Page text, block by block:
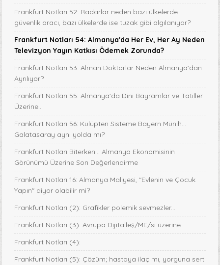
Frankfurt Notları 52: Radarlar neden bazı ülkelerde
güvenlik aracı, bazı ülkelerde ise tuzak gibi algılanıyor?
Frankfurt Notları 54: Almanya'da Her Ev, Her Ay Neden
Televizyon Yayın Katkısı Ödemek Zorunda?
Frankfurt Notları 53: Alman Doktorlar Neden Almanya’dan
Ayrılıyor?
Frankfurt Notları 55: Almanya'da Dini Bayramlar ve Tatiller
Üzerine...
Frankfurt Notları 56: Kulüpten Sisteme Bayern Münih...
Galatasaray aynı yolda mı?
Frankfurt Notları Biterken... Almanya Ekonomisinin
Görünümü Üzerine Son Değerlendirme
Frankfurt Notları 16: Almanya Maliyesi, "Evlenin ve Çocuk
Yapın" diyor olabilir mi?
Frankfurt Notları (2): Grafikler polemik sevmezler...
Frankfurt Notları (3): Avrupa Dijitalleş/ME/si üzerine
Frankfurt Notları (4):
Frankfurt Notları (5): Çözüm; hastaya ilaç mı, yorguna sert